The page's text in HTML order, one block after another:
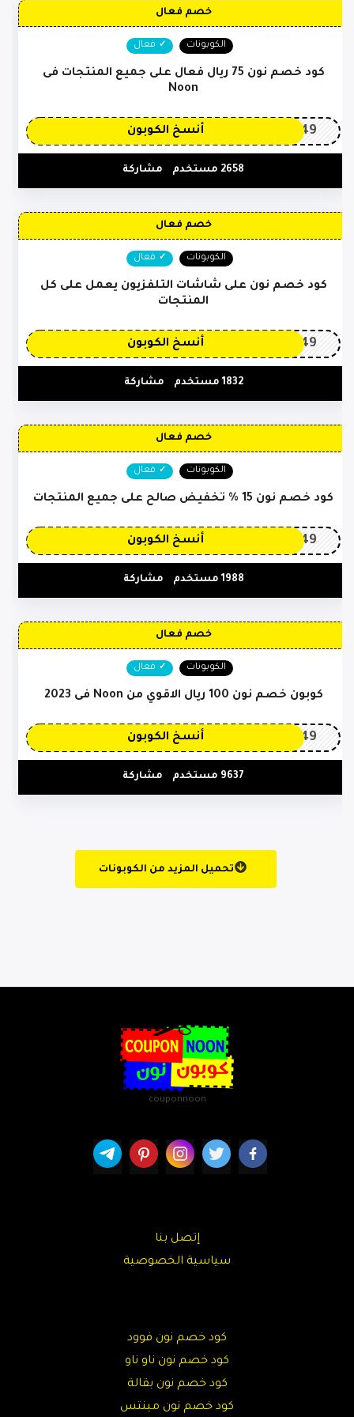
خصم فعال
الكوبونات فعال
كود خصم نون 75 ريال فعال على جميع المنتجات فى
Noon
OP149 أنسخ الكوبون
2658 مستخدم مشاركة
خصم فعال
الكوبونات فعال
كود خصم نون على شاشات التلفزيون يعمل على كل
المنتجات
OP149 أنسخ الكوبون
1832 مستخدم مشاركة
خصم فعال
الكوبونات فعال
كود خصم نون 15 % تخفيض صالح على جميع المنتجات
OP149 أنسخ الكوبون
1988 مستخدم مشاركة
خصم فعال
الكوبونات فعال
كوبون خصم نون 100 ريال الاقوي من Noon فى 2023
OP149 أنسخ الكوبون
9637 مستخدم مشاركة
تحميل المزيد من الكوبونات
couponnoon
إتصل بنا
سياسية الخصوصية
كود خصم نون فوود
كود خصم نون ناو ناو
كود خصم نون بقالة
كود خصم نون مينتس